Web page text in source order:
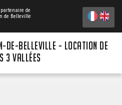
de
de Belleville
BELLEVILLE - LOCATION DE
3 VALLÉES